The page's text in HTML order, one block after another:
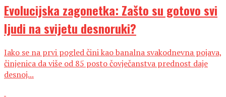
Evolucijska zagonetka: Zašto su gotovo svi
ljudi na svijetu desnoruki?
Iako se na prvi pogled čini kao banalna svakodnevna pojava,
činjenica da više od 85 posto čovječanstva prednost daje
desnoj...